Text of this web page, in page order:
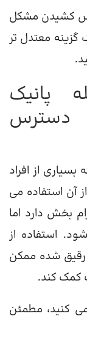
کشیدن مشکل
گزینه معتدل تر
پانیک
دسترس
از افراد
آن استفاده می
بخش دارد اما
استفاده از
شده ممکن
کمک کند.
کنید، مطمئن